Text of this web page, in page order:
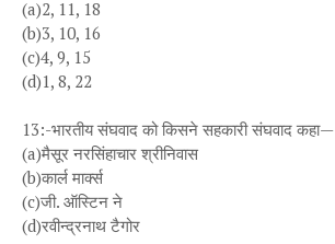
(a)2, 11, 18
(b)3, 10, 16
(c)4, 9, 15
(d)1, 8, 22
13:-भारतीय संघवाद को किसने सहकारी संघवाद कहा—
(a)मैसूर नरसिंहाचार श्रीनिवास
(b)कार्ल मार्क्स
(c)जी. ऑस्टिन ने
(d)रवीन्द्रनाथ टैगोर